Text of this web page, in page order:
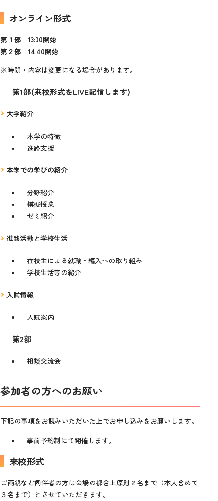
オンライン形式
第１部 13:00開始
第２部 14:40開始
※時間・内容は変更になる場合があります。
第1部(来校形式をLIVE配信します)
大学紹介
本学の特徴
進路支援
本学での学びの紹介
分野紹介
模擬授業
ゼミ紹介
進路活動と学校生活
在校生による就職・編入への取り組み
学校生活等の紹介
入試情報
入試案内
第2部
相談交流会
参加者の方へのお願い
下記の事項をお読みいただいた上でお申し込みをお願いします。
事前予約制にて開催します。
来校形式
ご両親など同伴者の方は会場の都合上原則２名まで（本人含めて
３名まで）とさせていただきます。